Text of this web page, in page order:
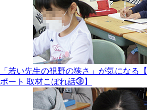
「若い先生の視野の狭さ」が気になる
ポート 取材こぼれ話㊳】